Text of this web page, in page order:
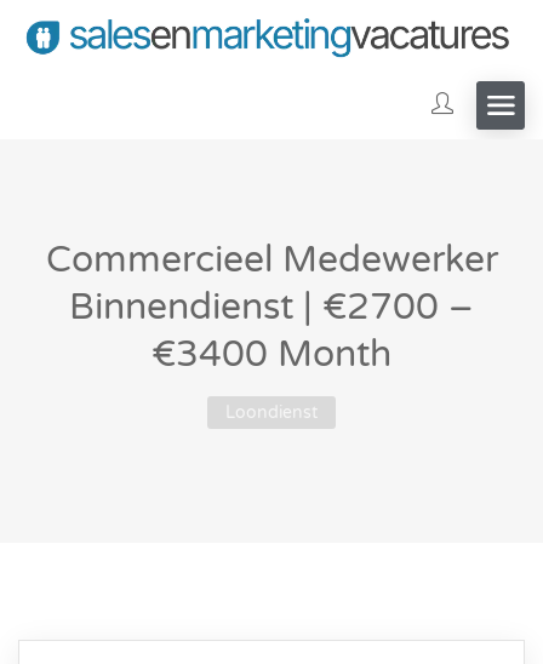
Commercieel Medewerker
Binnendienst | €2700 –
€3400 Month
Loondienst